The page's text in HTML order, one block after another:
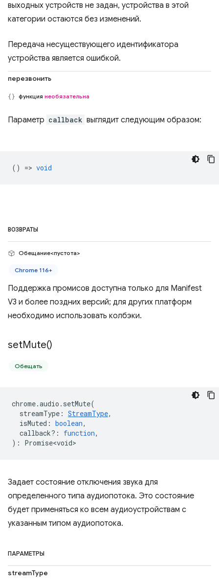
выходных устройств не задан, устройства в этой
категории остаются без изменений.
Передача несуществующего идентификатора
устройства является ошибкой.
перезвонить
функция необязательна
Параметр callback выглядит следующим образом:
() => void
ВОЗВРАТЫ
Обещание<пустота>
Chrome 116+
Поддержка промисов доступна только для Manifest
V3 и более поздних версий; для других платформ
необходимо использовать колбэки.
setMute()
Обещать
chrome.audio . setMute(
streamType : StreamType,
isMuted : boolean,
callback? : function,
) : Promise<void>
Задает состояние отключения звука для
определенного типа аудиопотока. Это состояние
будет применяться ко всем аудиоустройствам с
указанным типом аудиопотока.
ПАРАМЕТРЫ
streamType